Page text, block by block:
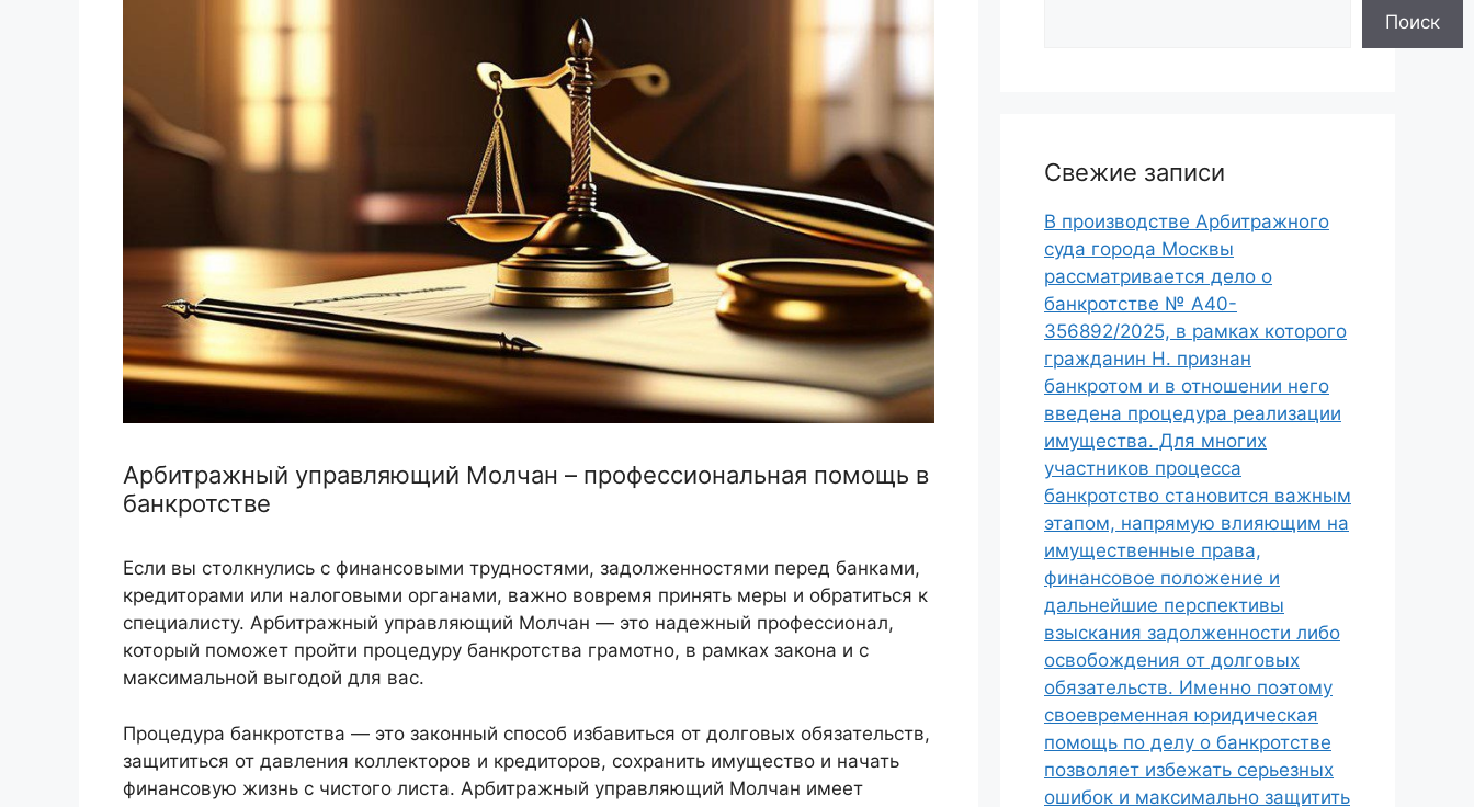
Арбитражный управляющий Молчан – профессиональная помощь в
банкротстве
Если вы столкнулись с финансовыми трудностями, задолженностями перед банками,
кредиторами или налоговыми органами, важно вовремя принять меры и обратиться к
специалисту. Арбитражный управляющий Молчан — это надежный профессионал,
который поможет пройти процедуру банкротства грамотно, в рамках закона и с
максимальной выгодой для вас.
Процедура банкротства — это законный способ избавиться от долговых обязательств,
защититься от давления коллекторов и кредиторов, сохранить имущество и начать
финансовую жизнь с чистого листа. Арбитражный управляющий Молчан имеет
Поиск
Свежие записи
В производстве Арбитражного
суда города Москвы
рассматривается дело о
банкротстве № А40-
356892/2025, в рамках которого
гражданин Н. признан
банкротом и в отношении него
введена процедура реализации
имущества. Для многих
участников процесса
банкротство становится важным
этапом, напрямую влияющим на
имущественные права,
финансовое положение и
дальнейшие перспективы
взыскания задолженности либо
освобождения от долговых
обязательств. Именно поэтому
своевременная юридическая
помощь по делу о банкротстве
позволяет избежать серьезных
ошибок и максимально защитить